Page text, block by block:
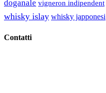
doganale vigneron indipendent
whisky islay whisky japponesi
Contatti